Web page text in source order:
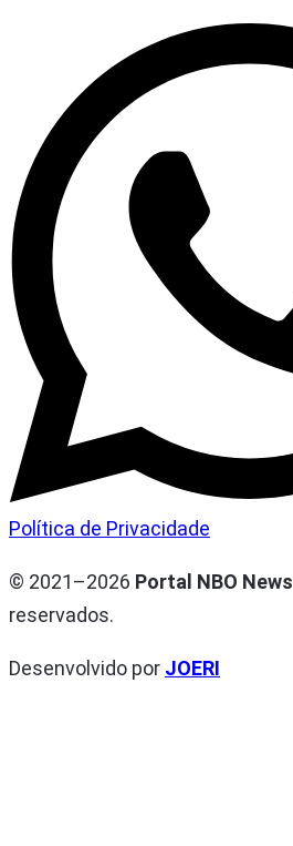
Política de Privacidade
© 2021–2026 Portal NBO News
reservados.
Desenvolvido por JOERI